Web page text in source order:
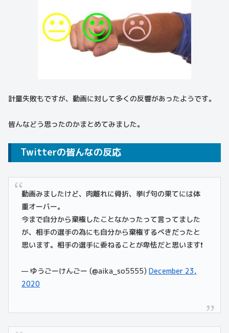
計量失敗もですが、動画に対して多くの反響があったようです。
皆んなどう思ったのかまとめてみました。
Twitterの皆んなの反応
動画みましたけど、肉離れに骨折、挙げ句の果てには体
重オーバー。
今まで自分から棄権したことなかったって言ってました
が、相手の選手の為にも自分から棄権するべきだったと
思います。相手の選手に委ねることが卑怯だと思います❗
— ゆうごーけんごー (@aika_so5555)December 23,
2020